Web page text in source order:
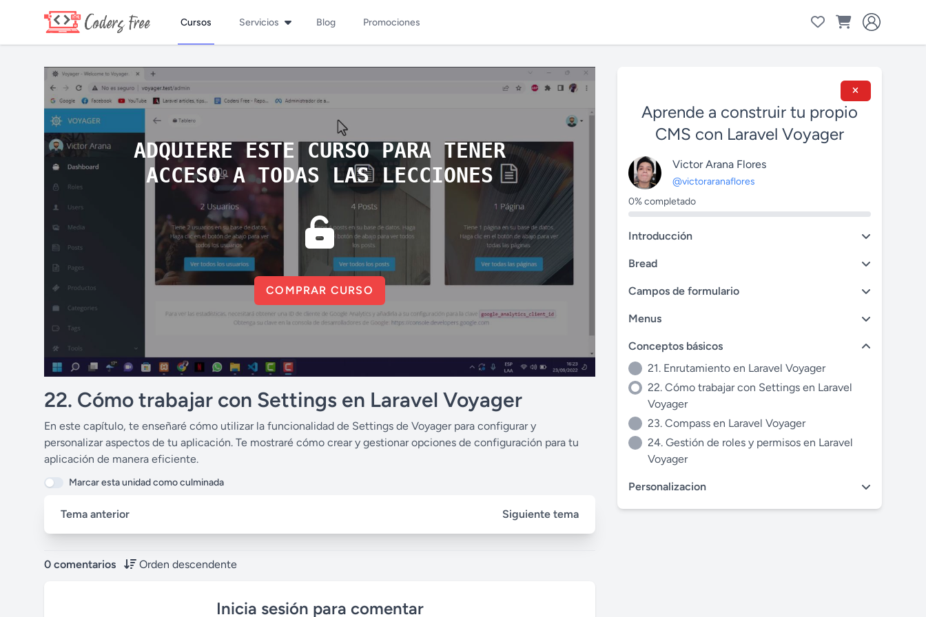
Cursos Servicios Blog Promociones
ADQUIERE ESTE CURSO PARA TENER
ACCESO A TODAS LAS LECCIONES
COMPRAR CURSO
22. Cómo trabajar con Settings en Laravel Voyager
En este capítulo, te enseñaré cómo utilizar la funcionalidad de Settings de Voyager para configurar y
personalizar aspectos de tu aplicación. Te mostraré cómo crear y gestionar opciones de configuración para tu
aplicación de manera eficiente.
Marcar esta unidad como culminada
Tema anterior Siguiente tema
0 comentarios Orden descendente
Inicia sesión para comentar
Aprende a construir tu propio
CMS con Laravel Voyager
Victor Arana Flores
@victoraranaflores
0% completado
Introducción
Bread
Campos de formulario
Menus
Conceptos básicos
21. Enrutamiento en Laravel Voyager
22. Cómo trabajar con Settings en Laravel
Voyager
23. Compass en Laravel Voyager
24. Gestión de roles y permisos en Laravel
Voyager
Personalizacion